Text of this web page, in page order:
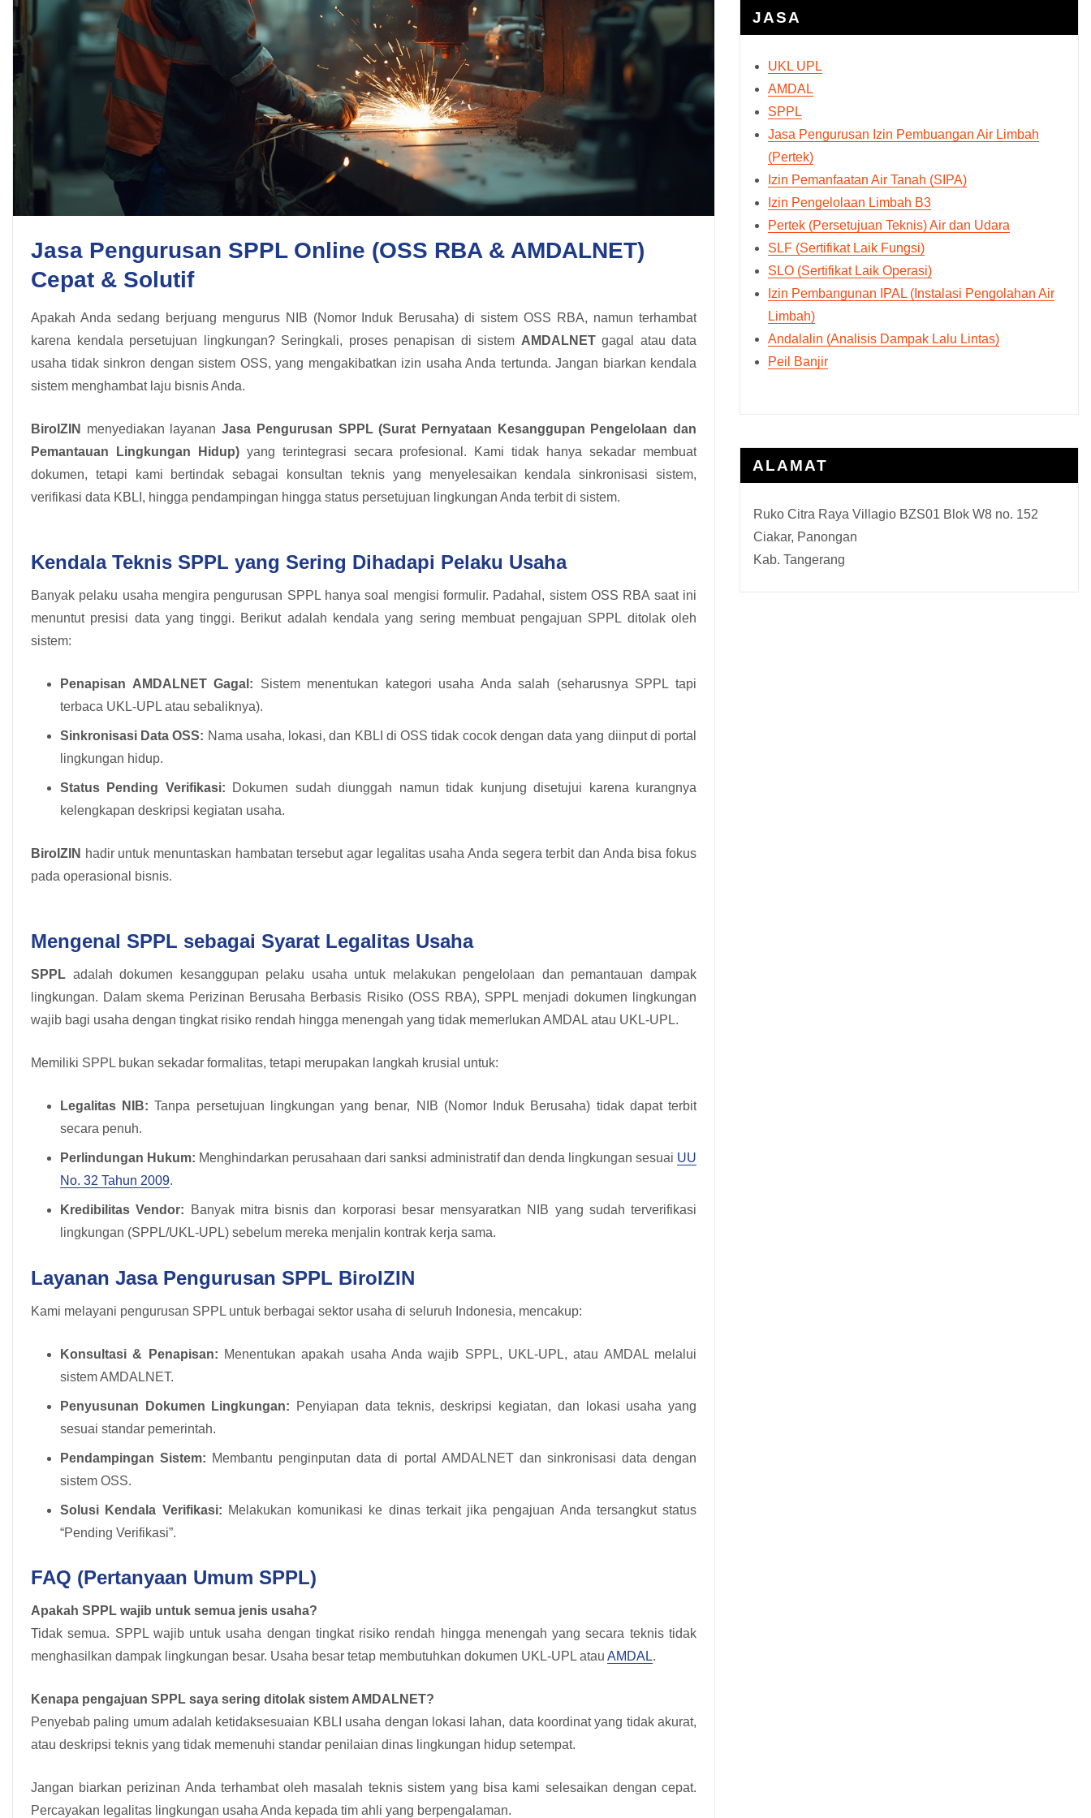
Jasa Pengurusan SPPL Online (OSS RBA & AMDALNET)
Cepat & Solutif
Apakah Anda sedang berjuang mengurus NIB (Nomor Induk Berusaha) di sistem OSS RBA, namun terhambat
karena kendala persetujuan lingkungan? Seringkali, proses penapisan di sistem AMDALNETgagal atau data
usaha tidak sinkron dengan sistem OSS, yang mengakibatkan izin usaha Anda tertunda. Jangan biarkan kendala
sistem menghambat laju bisnis Anda.
BiroIZIN menyediakan layananJasa Pengurusan SPPL (Surat Pernyataan Kesanggupan Pengelolaan dan
Pemantauan Lingkungan Hidup)yang terintegrasi secara profesional. Kami tidak hanya sekadar membuat
dokumen, tetapi kami bertindak sebagai konsultan teknis yang menyelesaikan kendala sinkronisasi sistem,
verifikasi data KBLI, hingga pendampingan hingga status persetujuan lingkungan Anda terbit di sistem.
Kendala Teknis SPPL yang Sering Dihadapi Pelaku Usaha
Banyak pelaku usaha mengira pengurusan SPPL hanya soal mengisi formulir. Padahal, sistem OSS RBA saat ini
menuntut presisi data yang tinggi. Berikut adalah kendala yang sering membuat pengajuan SPPL ditolak oleh
sistem:
Penapisan AMDALNET Gagal: Sistem menentukan kategori usaha Anda salah (seharusnya SPPL tapi
terbaca UKL-UPL atau sebaliknya).
Sinkronisasi Data OSS: Nama usaha, lokasi, dan KBLI di OSS tidak cocok dengan data yang diinput di portal
lingkungan hidup.
Status Pending Verifikasi: Dokumen sudah diunggah namun tidak kunjung disetujui karena kurangnya
kelengkapan deskripsi kegiatan usaha.
BiroIZIN hadir untuk menuntaskan hambatan tersebut agar legalitas usaha Anda segera terbit dan Anda bisa fokus
pada operasional bisnis.
Mengenal SPPL sebagai Syarat Legalitas Usaha
SPPL adalah dokumen kesanggupan pelaku usaha untuk melakukan pengelolaan dan pemantauan dampak
lingkungan. Dalam skema Perizinan Berusaha Berbasis Risiko (OSS RBA), SPPL menjadi dokumen lingkungan
wajib bagi usaha dengan tingkat risiko rendah hingga menengah yang tidak memerlukan AMDAL atau UKL-UPL.
Memiliki SPPL bukan sekadar formalitas, tetapi merupakan langkah krusial untuk:
Legalitas NIB: Tanpa persetujuan lingkungan yang benar, NIB (Nomor Induk Berusaha) tidak dapat terbit
secara penuh.
Perlindungan Hukum: Menghindarkan perusahaan dari sanksi administratif dan denda lingkungan sesuai UU
No. 32 Tahun 2009.
Kredibilitas Vendor: Banyak mitra bisnis dan korporasi besar mensyaratkan NIB yang sudah terverifikasi
lingkungan (SPPL/UKL-UPL) sebelum mereka menjalin kontrak kerja sama.
Layanan Jasa Pengurusan SPPL BiroIZIN
Kami melayani pengurusan SPPL untuk berbagai sektor usaha di seluruh Indonesia, mencakup:
Konsultasi & Penapisan: Menentukan apakah usaha Anda wajib SPPL, UKL-UPL, atau AMDAL melalui
sistem AMDALNET.
Penyusunan Dokumen Lingkungan: Penyiapan data teknis, deskripsi kegiatan, dan lokasi usaha yang
sesuai standar pemerintah.
Pendampingan Sistem: Membantu penginputan data di portal AMDALNET dan sinkronisasi data dengan
sistem OSS.
Solusi Kendala Verifikasi: Melakukan komunikasi ke dinas terkait jika pengajuan Anda tersangkut status
“Pending Verifikasi”.
FAQ (Pertanyaan Umum SPPL)
Apakah SPPL wajib untuk semua jenis usaha?
Tidak semua. SPPL wajib untuk usaha dengan tingkat risiko rendah hingga menengah yang secara teknis tidak
menghasilkan dampak lingkungan besar. Usaha besar tetap membutuhkan dokumen UKL-UPL atau AMDAL.
Kenapa pengajuan SPPL saya sering ditolak sistem AMDALNET?
Penyebab paling umum adalah ketidaksesuaian KBLI usaha dengan lokasi lahan, data koordinat yang tidak akurat,
atau deskripsi teknis yang tidak memenuhi standar penilaian dinas lingkungan hidup setempat.
Jangan biarkan perizinan Anda terhambat oleh masalah teknis sistem yang bisa kami selesaikan dengan cepat.
Percayakan legalitas lingkungan usaha Anda kepada tim ahli yang berpengalaman.
JASA
UKL UPL
AMDAL
SPPL
Jasa Pengurusan Izin Pembuangan Air Limbah
(Pertek)
Izin Pemanfaatan Air Tanah (SIPA)
Izin Pengelolaan Limbah B3
Pertek (Persetujuan Teknis) Air dan Udara
SLF (Sertifikat Laik Fungsi)
SLO (Sertifikat Laik Operasi)
Izin Pembangunan IPAL (Instalasi Pengolahan Air
Limbah)
Andalalin (Analisis Dampak Lalu Lintas)
Peil Banjir
ALAMAT
Ruko Citra Raya Villagio BZS01 Blok W8 no. 152
Ciakar, Panongan
Kab. Tangerang